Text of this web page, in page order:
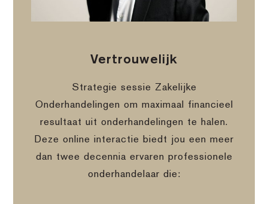
Vertrouwelijk
Strategie sessie Zakelijke
Onderhandelingen om maximaal financieel
resultaat uit onderhandelingen te halen.
Deze online interactie biedt jou een meer
dan twee decennia ervaren professionele
onderhandelaar die: